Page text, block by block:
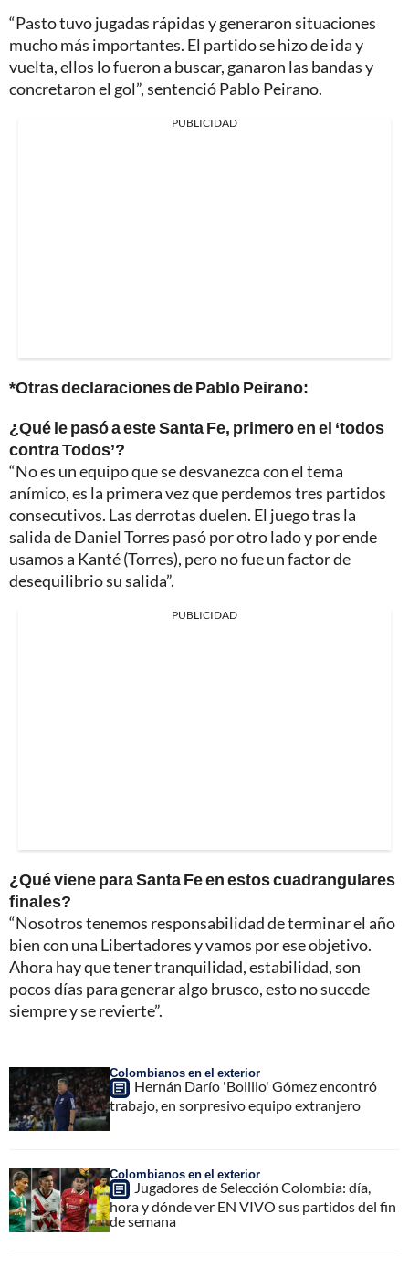
“Pasto tuvo jugadas rápidas y generaron situaciones
mucho más importantes. El partido se hizo de ida y
vuelta, ellos lo fueron a buscar, ganaron las bandas y
concretaron el gol”, sentenció Pablo Peirano.
PUBLICIDAD
*Otras declaraciones de Pablo Peirano:
¿Qué le pasó a este Santa Fe, primero en el ‘todos
contra Todos’?
“No es un equipo que se desvanezca con el tema
anímico, es la primera vez que perdemos tres partidos
consecutivos. Las derrotas duelen. El juego tras la
salida de Daniel Torres pasó por otro lado y por ende
usamos a Kanté (Torres), pero no fue un factor de
desequilibrio su salida”.
PUBLICIDAD
¿Qué viene para Santa Fe en estos cuadrangulares
finales?
“Nosotros tenemos responsabilidad de terminar el año
bien con una Libertadores y vamos por ese objetivo.
Ahora hay que tener tranquilidad, estabilidad, son
pocos días para generar algo brusco, esto no sucede
siempre y se revierte”.
Colombianos en el exterior
Hernán Darío 'Bolillo' Gómez encontró
trabajo, en sorpresivo equipo extranjero
Colombianos en el exterior
Jugadores de Selección Colombia: día,
hora y dónde ver EN VIVO sus partidos del fin
de semana